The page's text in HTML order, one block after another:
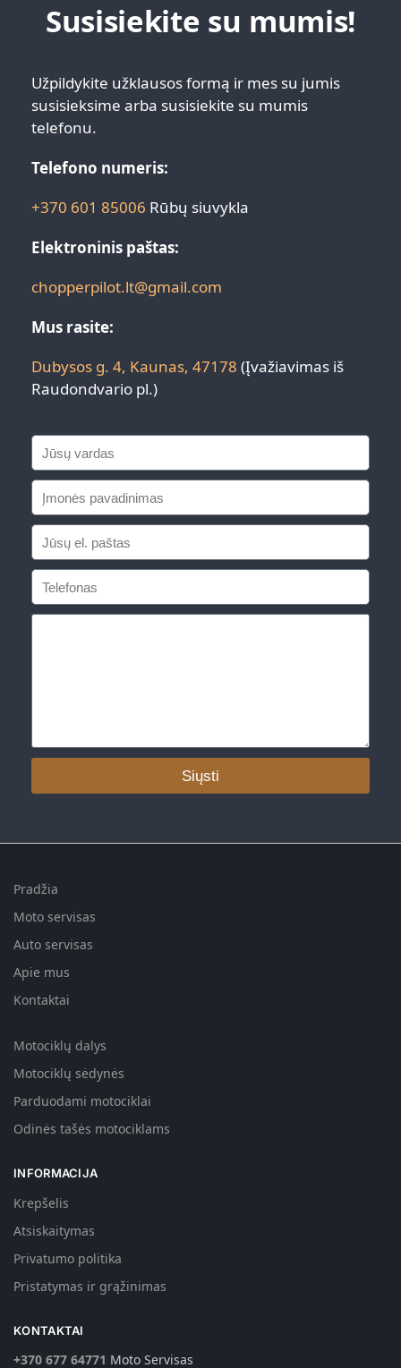
Susisiekite su mumis!
Užpildykite užklausos formą ir mes su jumis
susisieksime arba susisiekite su mumis
telefonu.
Telefono numeris:
+370 601 85006 Rūbų siuvykla
Elektroninis paštas:
chopperpilot.lt@gmail.com
Mus rasite:
Dubysos g. 4, Kaunas, 47178 (Įvažiavimas iš
Raudondvario pl.)
Siųsti
Pradžia
Moto servisas
Auto servisas
Apie mus
Kontaktai
Motociklų dalys
Motociklų sėdynės
Parduodami motociklai
Odinės tašės motociklams
INFORMACIJA
Krepšelis
Atsiskaitymas
Privatumo politika
Pristatymas ir grąžinimas
KONTAKTAI
+370 677 64771 Moto Servisas